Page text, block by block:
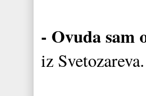
- Ovuda sam
iz Svetozareva.